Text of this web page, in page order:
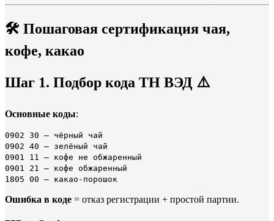
🛠 Пошаговая сертификация чая,
кофе, какао
Шаг 1. Подбор кода ТН ВЭД ⚠️
Основные коды:
0902 30 — чёрный чай
0902 40 — зелёный чай
0901 11 — кофе не обжаренный
0901 21 — кофе обжаренный
1805 00 — какао-порошок
Ошибка в коде = отказ регистрации + простой партии.